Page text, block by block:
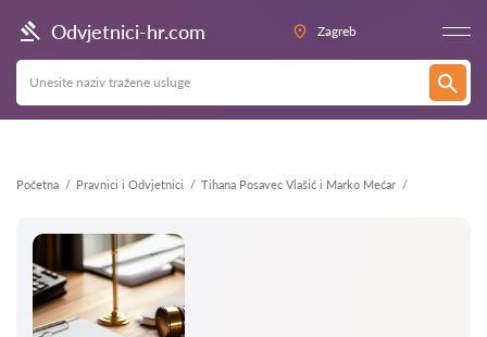
Odvjetnici-hr.com Zagreb
Početna Pravnici i Odvjetnici Tihana Posavec Vlašić i Marko Mećar
Natrag